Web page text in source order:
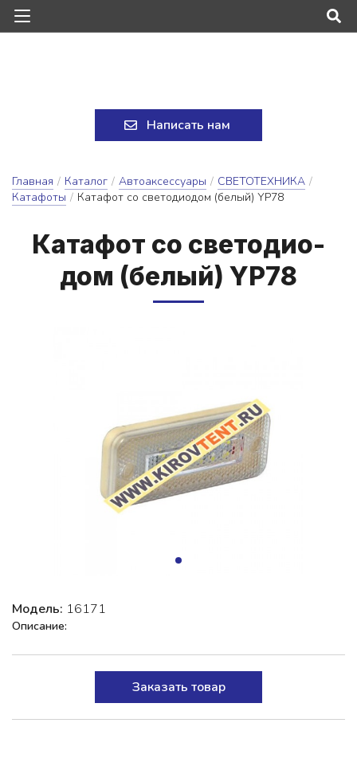
Написать нам
Главная / Каталог / Автоаксессуары / СВЕТОТЕХНИКА /
Катафоты / Катафот со светодиодом (белый) YP78
Ка­та­фот со све­то­ди­о­
дом (бе­лый) YP78
Модель: 16171
Описание:
Заказать товар